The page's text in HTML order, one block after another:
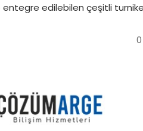
entegre edilebilen çeşitli